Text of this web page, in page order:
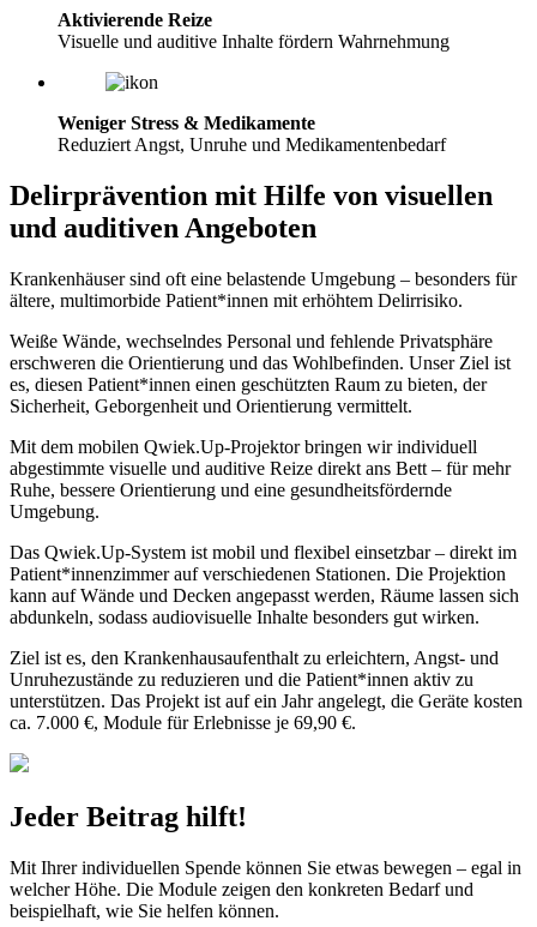
Aktivierende Reize
Visuelle und auditive Inhalte fördern Wahrnehmung
Weniger Stress & Medikamente
Reduziert Angst, Unruhe und Medikamentenbedarf
Delirprävention mit Hilfe von visuellen
und auditiven Angeboten
Krankenhäuser sind oft eine belastende Umgebung – besonders für
ältere, multimorbide Patient*innen mit erhöhtem Delirrisiko.
Weiße Wände, wechselndes Personal und fehlende Privatsphäre
erschweren die Orientierung und das Wohlbefinden. Unser Ziel ist
es, diesen Patient*innen einen geschützten Raum zu bieten, der
Sicherheit, Geborgenheit und Orientierung vermittelt.
Mit dem mobilen Qwiek.Up-Projektor bringen wir individuell
abgestimmte visuelle und auditive Reize direkt ans Bett – für mehr
Ruhe, bessere Orientierung und eine gesundheitsfördernde
Umgebung.
Das Qwiek.Up-System ist mobil und flexibel einsetzbar – direkt im
Patient*innenzimmer auf verschiedenen Stationen. Die Projektion
kann auf Wände und Decken angepasst werden, Räume lassen sich
abdunkeln, sodass audiovisuelle Inhalte besonders gut wirken.
Ziel ist es, den Krankenhausaufenthalt zu erleichtern, Angst- und
Unruhezustände zu reduzieren und die Patient*innen aktiv zu
unterstützen. Das Projekt ist auf ein Jahr angelegt, die Geräte kosten
ca. 7.000 €, Module für Erlebnisse je 69,90 €.
Jeder Beitrag hilft!
Mit Ihrer individuellen Spende können Sie etwas bewegen – egal in
welcher Höhe. Die Module zeigen den konkreten Bedarf und
beispielhaft, wie Sie helfen können.